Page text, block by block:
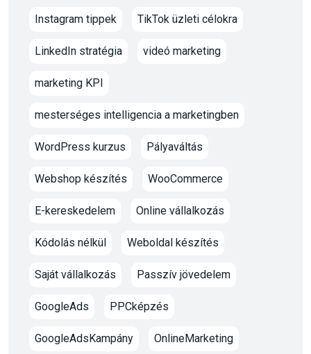
Instagram tippek TikTok üzleti célokra
LinkedIn stratégia videó marketing
marketing KPI
mesterséges intelligencia a marketingben
WordPress kurzus Pályaváltás
Webshop készítés WooCommerce
E-kereskedelem Online vállalkozás
Kódolás nélkül Weboldal készítés
Saját vállalkozás Passzív jövedelem
GoogleAds PPCképzés
GoogleAdsKampány OnlineMarketing